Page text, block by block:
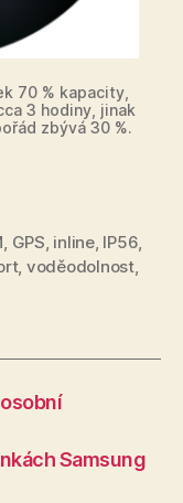
70 % kapacity,
3 hodiny, jinak
zbývá 30 %.
, GPS, inline, IP56,
, voděodolnost,
Samsung